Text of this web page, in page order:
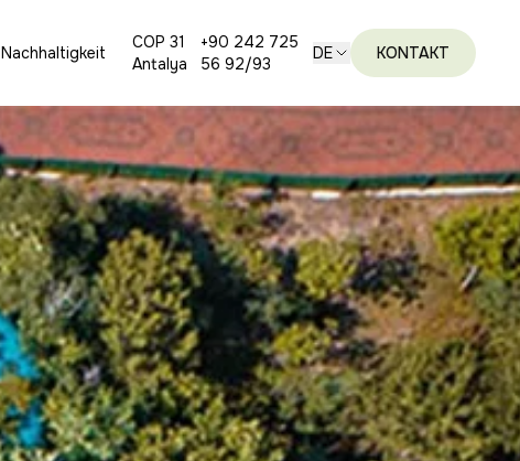
Nachhaltigkeit
COP 31
Antalya
+90 242 725
56 92/93
DE KONTAKT